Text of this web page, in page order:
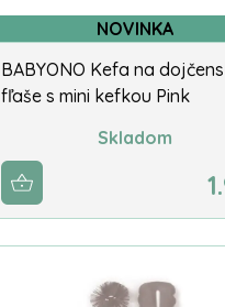
NOVINKA
BABYONO Kefa na
fľaše s mini kefkou Pink
Skladom